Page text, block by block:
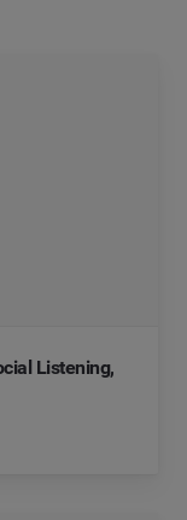
Listening,